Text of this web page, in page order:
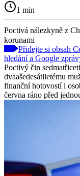
1 min
Poctivá nálezkyně z
korunami
Přidejte si obsah
hledání a Google
Poctivý čin
dvaašedesátiletému
finanční hotovostí i
června ráno před